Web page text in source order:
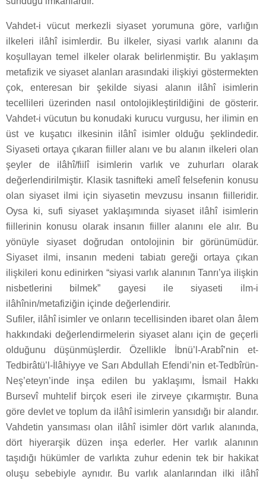
Vahdet-i vücut merkezli siyaset yorumuna göre, varlığın
ilkeleri ilâhî isimlerdir. Bu ilkeler, siyasi varlık alanını da
koşullayan temel ilkeler olarak belirlenmiştir. Bu yaklaşım
metafizik ve siyaset alanları arasındaki ilişkiyi göstermekten
çok, enteresan bir şekilde siyasi alanın ilâhî isimlerin
tecellileri üzerinden nasıl ontolojikleştirildiğini de gösterir.
Vahdet-i vücutun bu konudaki kurucu vurgusu, her ilimin en
üst ve kuşatıcı ilkesinin ilâhî isimler olduğu şeklindedir.
Siyaseti ortaya çıkaran fiiller alanı ve bu alanın ilkeleri olan
şeyler de ilâhî/fiilî isimlerin varlık ve zuhurları olarak
değerlendirilmiştir. Klasik tasnifteki amelî felsefenin konusu
olan siyaset ilmi için siyasetin mevzusu insanın fiilleridir.
Oysa ki, sufi siyaset yaklaşımında siyaset ilâhî isimlerin
fiillerinin konusu olarak insanın fiiller alanını ele alır. Bu
yönüyle siyaset doğrudan ontolojinin bir görünümüdür.
Siyaset ilmi, insanın medeni tabiatı gereği ortaya çıkan
ilişkileri konu edinirken “siyasi varlık alanının Tanrı’ya ilişkin
nisbetlerini bilmek” gayesi ile siyaseti ilm-i
ilâhînin/metafiziğin içinde değerlendirir.
Sufiler, ilâhî isimler ve onların tecellisinden ibaret olan âlem
hakkındaki değerlendirmelerin siyaset alanı için de geçerli
olduğunu düşünmüşlerdir. Özellikle İbnü’l-Arabî’nin et-
Tedbirâtü’l-İlâhiyye ve Sarı Abdullah Efendi’nin et-Tedbîrün-
Neş’eteyn’inde inşa edilen bu yaklaşımı, İsmail Hakkı
Bursevî muhtelif birçok eseri ile zirveye çıkarmıştır. Buna
göre devlet ve toplum da ilâhî isimlerin yansıdığı bir alandır.
Vahdetin yansıması olan ilâhî isimler dört varlık alanında,
dört hiyerarşik düzen inşa ederler. Her varlık alanının
taşıdığı hükümler de varlıkta zuhur edenin tek bir hakikat
oluşu sebebiyle aynıdır. Bu varlık alanlarından ilki ilâhî